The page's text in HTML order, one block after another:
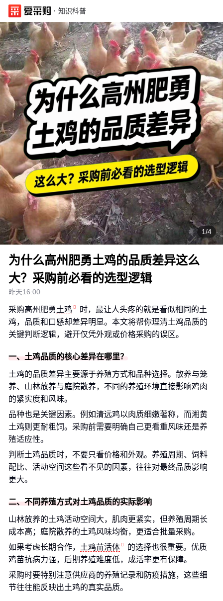
· 知识科普
1/4
为什么高州肥勇土鸡的品质差异这么
大？采购前必看的选型逻辑
昨天16:00
采购高州肥勇土鸡
时，最让人头疼的就是看似相同的土
鸡，品质和口感却差异明显。本文将帮你理清土鸡品质的
关键判断逻辑，避开仅凭外观或价格采购的误区。
一、土鸡品质的核心差异在哪里？
土鸡的品质差异主要源于养殖方式和品种选择。散养与笼
养、山林放养与庭院散养，不同的养殖环境直接影响鸡肉
的紧实度和风味。
品种也是关键因素。例如清远鸡以肉质细嫩著称，而湘黄
土鸡则更耐粗饲。采购前需要明确自己更看重风味还是养
殖适应性。
判断土鸡品质时，不要只看价格和外观。养殖周期、饲料
配比、活动空间这些看不见的因素，往往对最终品质影响
更大。
二、不同养殖方式对土鸡品质的实际影响
山林放养的土鸡活动空间大，肌肉更紧实，但养殖周期长
成本高；庭院散养的土鸡风味均衡，更适合批量采购。
如果考虑长期合作， 土鸡苗活体
的选择也很重要。优质
鸡苗抗病力强，后期养殖难度低，成活率更有保障。
采购时要特别注意供应商的养殖记录和防疫措施，这些细
节往往能反映出土鸡的真实品质。